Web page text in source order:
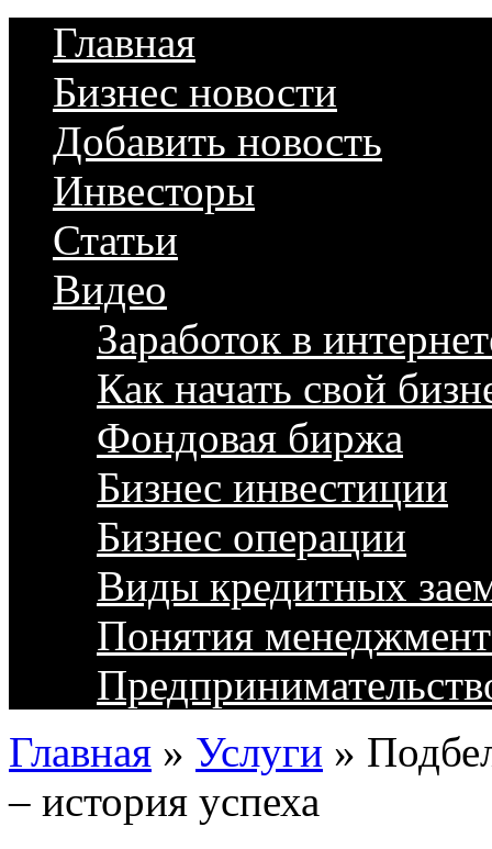
Главная
Бизнес новости
Добавить новость
Инвесторы
Статьи
Видео
Заработок в
Как начать свой
Фондовая биржа
Бизнес инвестиции
Бизнес операции
Виды кредитных
Понятия
Главная » Услуги »
– история успеха